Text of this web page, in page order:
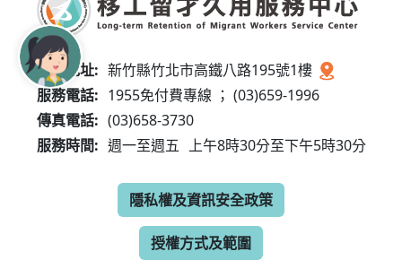
服務地址: 新竹縣竹北市高鐵八路195號1樓
服務電話: 1955免付費專線 ； (03)659-1996
傳真電話: (03)658-3730
服務時間: 週一至週五 上午8時30分至下午5時30分
隱私權及資訊安全政策
授權方式及範圍